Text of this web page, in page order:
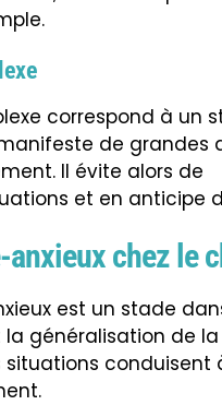
correspond à un
de grandes
Il évite alors de
et en anticipe
anxieux chez le
est un stade
la généralisation de
situations conduisent